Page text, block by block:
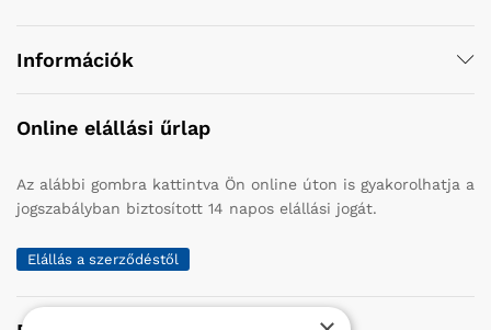
Információk
Online elállási űrlap
Az alábbi gombra kattintva Ön online úton is gyakorolhatja a
jogszabályban biztosított 14 napos elállási jogát.
Elállás a szerződéstől